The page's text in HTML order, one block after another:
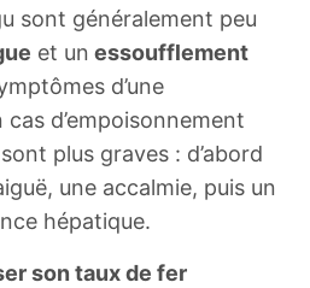
sont généralement peu
et un essoufflement
d’une
d’empoisonnement
plus graves : d’abord
une accalmie, puis un
hépatique.
son taux de fer